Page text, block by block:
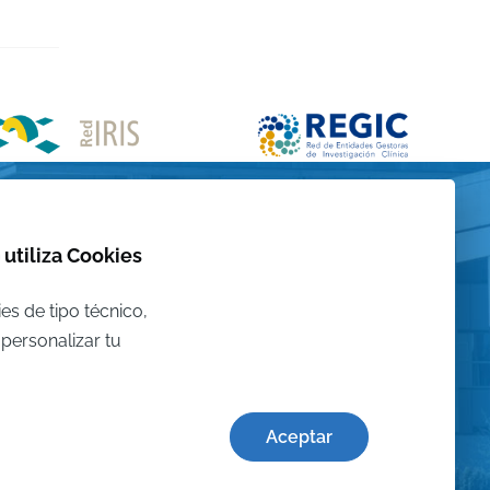
Cookies
de tipo técnico,
tu
Aceptar